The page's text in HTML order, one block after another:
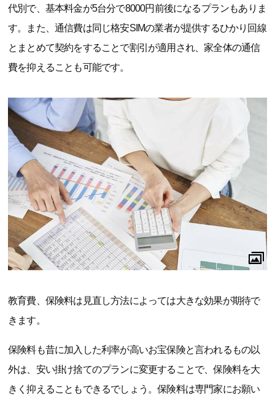
代別で、基本料金が5台分で8000円前後になるプランもありま
す。また、通信費は同じ格安SIMの業者が提供するひかり回線
とまとめて契約をすることで割引が適用され、家全体の通信
費を抑えることも可能です。
教育費、保険料は見直し方法によっては大きな効果が期待で
きます。
保険料も昔に加入した利率が高いお宝保険と言われるもの以
外は、安い掛け捨てのプランに変更することで、保険料を大
きく抑えることもできるでしょう。保険料は専門家にお願い